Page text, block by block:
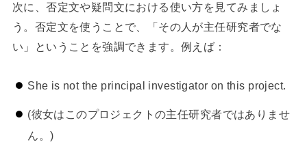
次に、否定文や疑問文における使い方を見てみましょ
う。否定文を使うことで、「その人が主任研究者でな
い」ということを強調できます。例えば：
She is not the principal investigator on this project.
(彼女はこのプロジェクトの主任研究者ではありませ
ん。)